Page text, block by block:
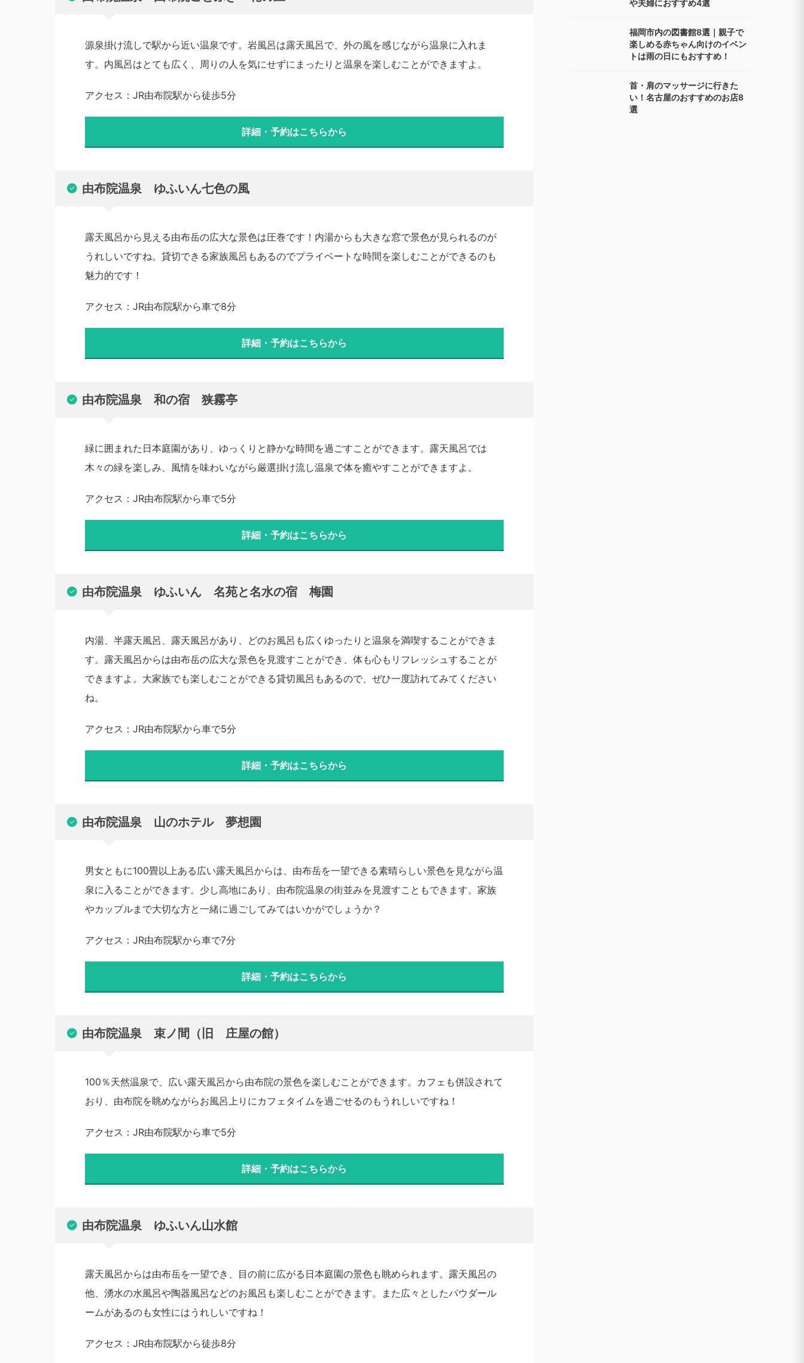
源泉掛け流しで駅から近い温泉です。岩風呂は露天風呂で、外の風を感じながら温泉に入れま
す。内風呂はとても広く、周りの人を気にせずにまったりと温泉を楽しむことができますよ。
アクセス：JR由布院駅から徒歩5分
詳細・予約はこちらから
由布院温泉 ゆふいん七色の風
露天風呂から見える由布岳の広大な景色は圧巻です！内湯からも大きな窓で景色が見られるのが
うれしいですね。貸切できる家族風呂もあるのでプライベートな時間を楽しむことができるのも
魅力的です！
アクセス：JR由布院駅から車で8分
詳細・予約はこちらから
由布院温泉 和の宿 狭霧亭
緑に囲まれた日本庭園があり、ゆっくりと静かな時間を過ごすことができます。露天風呂では
木々の緑を楽しみ、風情を味わいながら厳選掛け流し温泉で体を癒やすことができますよ。
アクセス：JR由布院駅から車で5分
詳細・予約はこちらから
由布院温泉 ゆふいん 名苑と名水の宿 梅園
内湯、半露天風呂、露天風呂があり、どのお風呂も広くゆったりと温泉を満喫することができま
す。露天風呂からは由布岳の広大な景色を見渡すことができ、体も心もリフレッシュすることが
できますよ。大家族でも楽しむことができる貸切風呂もあるので、ぜひ一度訪れてみてください
ね。
アクセス：JR由布院駅から車で5分
詳細・予約はこちらから
由布院温泉 山のホテル 夢想園
男女ともに100畳以上ある広い露天風呂からは、由布岳を一望できる素晴らしい景色を見ながら温
泉に入ることができます。少し高地にあり、由布院温泉の街並みを見渡すこともできます。家族
やカップルまで大切な方と一緒に過ごしてみてはいかがでしょうか？
アクセス：JR由布院駅から車で7分
詳細・予約はこちらから
由布院温泉 束ノ間（旧 庄屋の館）
100％天然温泉で、広い露天風呂から由布院の景色を楽しむことができます。カフェも併設されて
おり、由布院を眺めながらお風呂上りにカフェタイムを過ごせるのもうれしいですね！
アクセス：JR由布院駅から車で5分
詳細・予約はこちらから
由布院温泉 ゆふいん山水館
露天風呂からは由布岳を一望でき、目の前に広がる日本庭園の景色も眺められます。露天風呂の
他、湧水の水風呂や陶器風呂などのお風呂も楽しむことができます。また広々としたパウダール
ームがあるのも女性にはうれしいですね！
アクセス：JR由布院駅から徒歩8分
や夫婦におすすめ4選
福岡市内の図書館8選｜親子で
楽しめる赤ちゃん向けのイベン
トは雨の日にもおすすめ！
首・肩のマッサージに行きた
い！名古屋のおすすめのお店8
選